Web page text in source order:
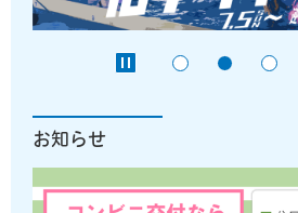
お知らせ